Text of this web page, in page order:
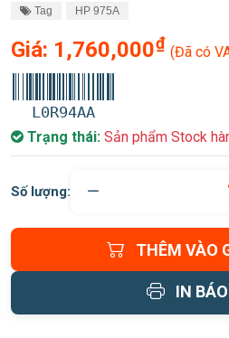
Tag HP 975A
Giá: 1,760,000₫ (Đã có
L0R94AA
Trạng thái: Sản phẩm Stock
Số lượng:
THÊM VÀO
IN